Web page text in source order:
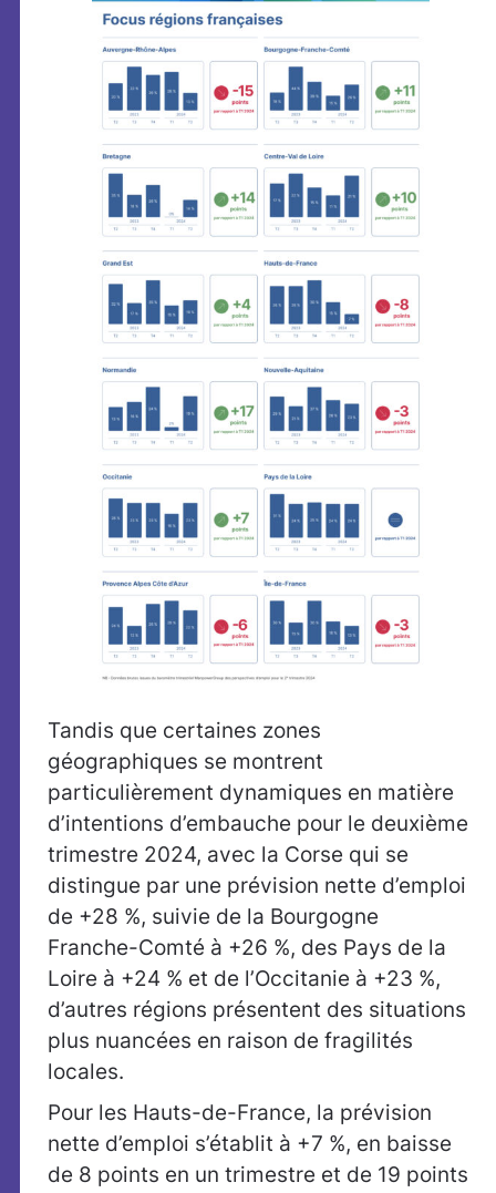
Tandis que certaines zones
géographiques se montrent
particulièrement dynamiques en matière
d’intentions d’embauche pour le deuxième
trimestre 2024, avec la Corse qui se
distingue par une prévision nette d’emploi
de +28 %, suivie de la Bourgogne
Franche-Comté à +26 %, des Pays de la
Loire à +24 % et de l’Occitanie à +23 %,
d’autres régions présentent des situations
plus nuancées en raison de fragilités
locales.
Pour les Hauts-de-France, la prévision
nette d’emploi s’établit à +7 %, en baisse
de 8 points en un trimestre et de 19 points